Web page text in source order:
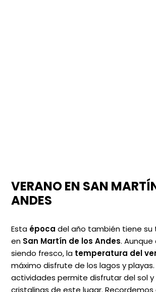
VERANO EN SAN
ANDES
Esta época del año también tiene su
en San Martín de los Andes. Aunque
siendo fresco, la temperatura del
máximo disfrute de los lagos y playas.
actividades permite disfrutar del sol y
cristalinas de este lugar.